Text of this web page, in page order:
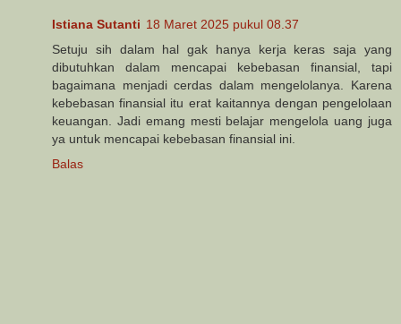
Istiana Sutanti 18 Maret 2025 pukul 08.37
Setuju sih dalam hal gak hanya kerja keras saja yang
dibutuhkan dalam mencapai kebebasan finansial, tapi
bagaimana menjadi cerdas dalam mengelolanya. Karena
kebebasan finansial itu erat kaitannya dengan pengelolaan
keuangan. Jadi emang mesti belajar mengelola uang juga
ya untuk mencapai kebebasan finansial ini.
Balas